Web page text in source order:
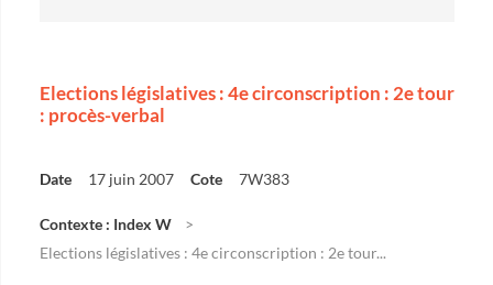
Elections législatives : 4e circonscription : 2e tour
: procès-verbal
Date 17 juin 2007 Cote 7W383
Contexte : Index W
Elections législatives : 4e circonscription : 2e tour...